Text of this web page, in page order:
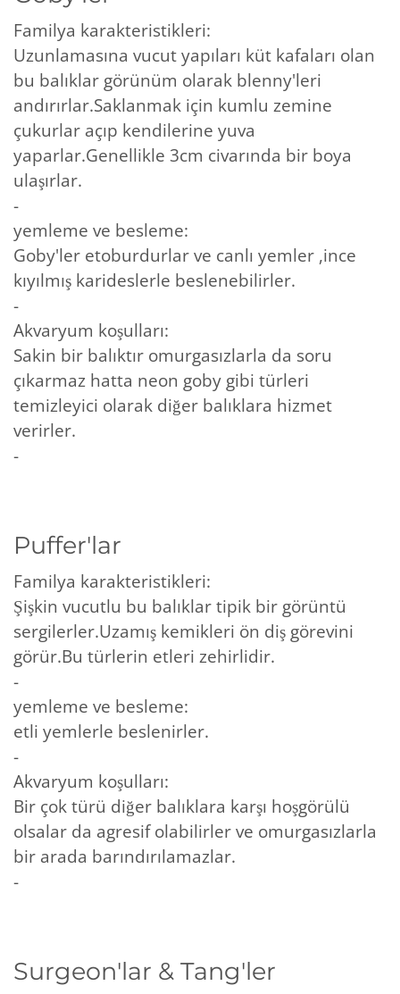
Familya karakteristikleri:
Uzunlamasına vucut yapıları küt kafaları olan
bu balıklar görünüm olarak blenny'leri
andırırlar.Saklanmak için kumlu zemine
çukurlar açıp kendilerine yuva
yaparlar.Genellikle 3cm civarında bir boya
ulaşırlar.
-
yemleme ve besleme:
Goby'ler etoburdurlar ve canlı yemler ,ince
kıyılmış karideslerle beslenebilirler.
-
Akvaryum koşulları:
Sakin bir balıktır omurgasızlarla da soru
çıkarmaz hatta neon goby gibi türleri
temizleyici olarak diğer balıklara hizmet
verirler.
-
Puffer'lar
Familya karakteristikleri:
Şişkin vucutlu bu balıklar tipik bir görüntü
sergilerler.Uzamış kemikleri ön diş görevini
görür.Bu türlerin etleri zehirlidir.
-
yemleme ve besleme:
etli yemlerle beslenirler.
-
Akvaryum koşulları:
Bir çok türü diğer balıklara karşı hoşgörülü
olsalar da agresif olabilirler ve omurgasızlarla
bir arada barındırılamazlar.
-
Surgeon'lar & Tang'ler